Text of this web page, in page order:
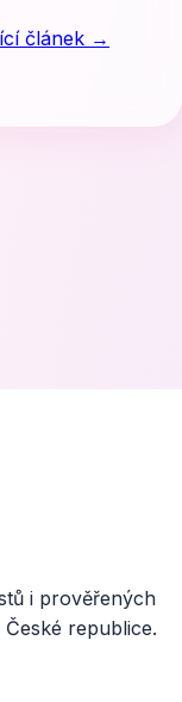
článek →
i prověřených
republice.